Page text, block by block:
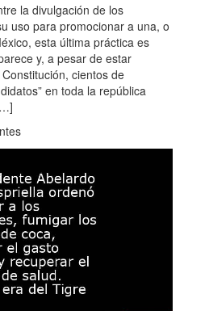
la divulgación de los
uso para promocionar a una, o
esta última práctica es
y, a pesar de estar
cientos de
en toda la república